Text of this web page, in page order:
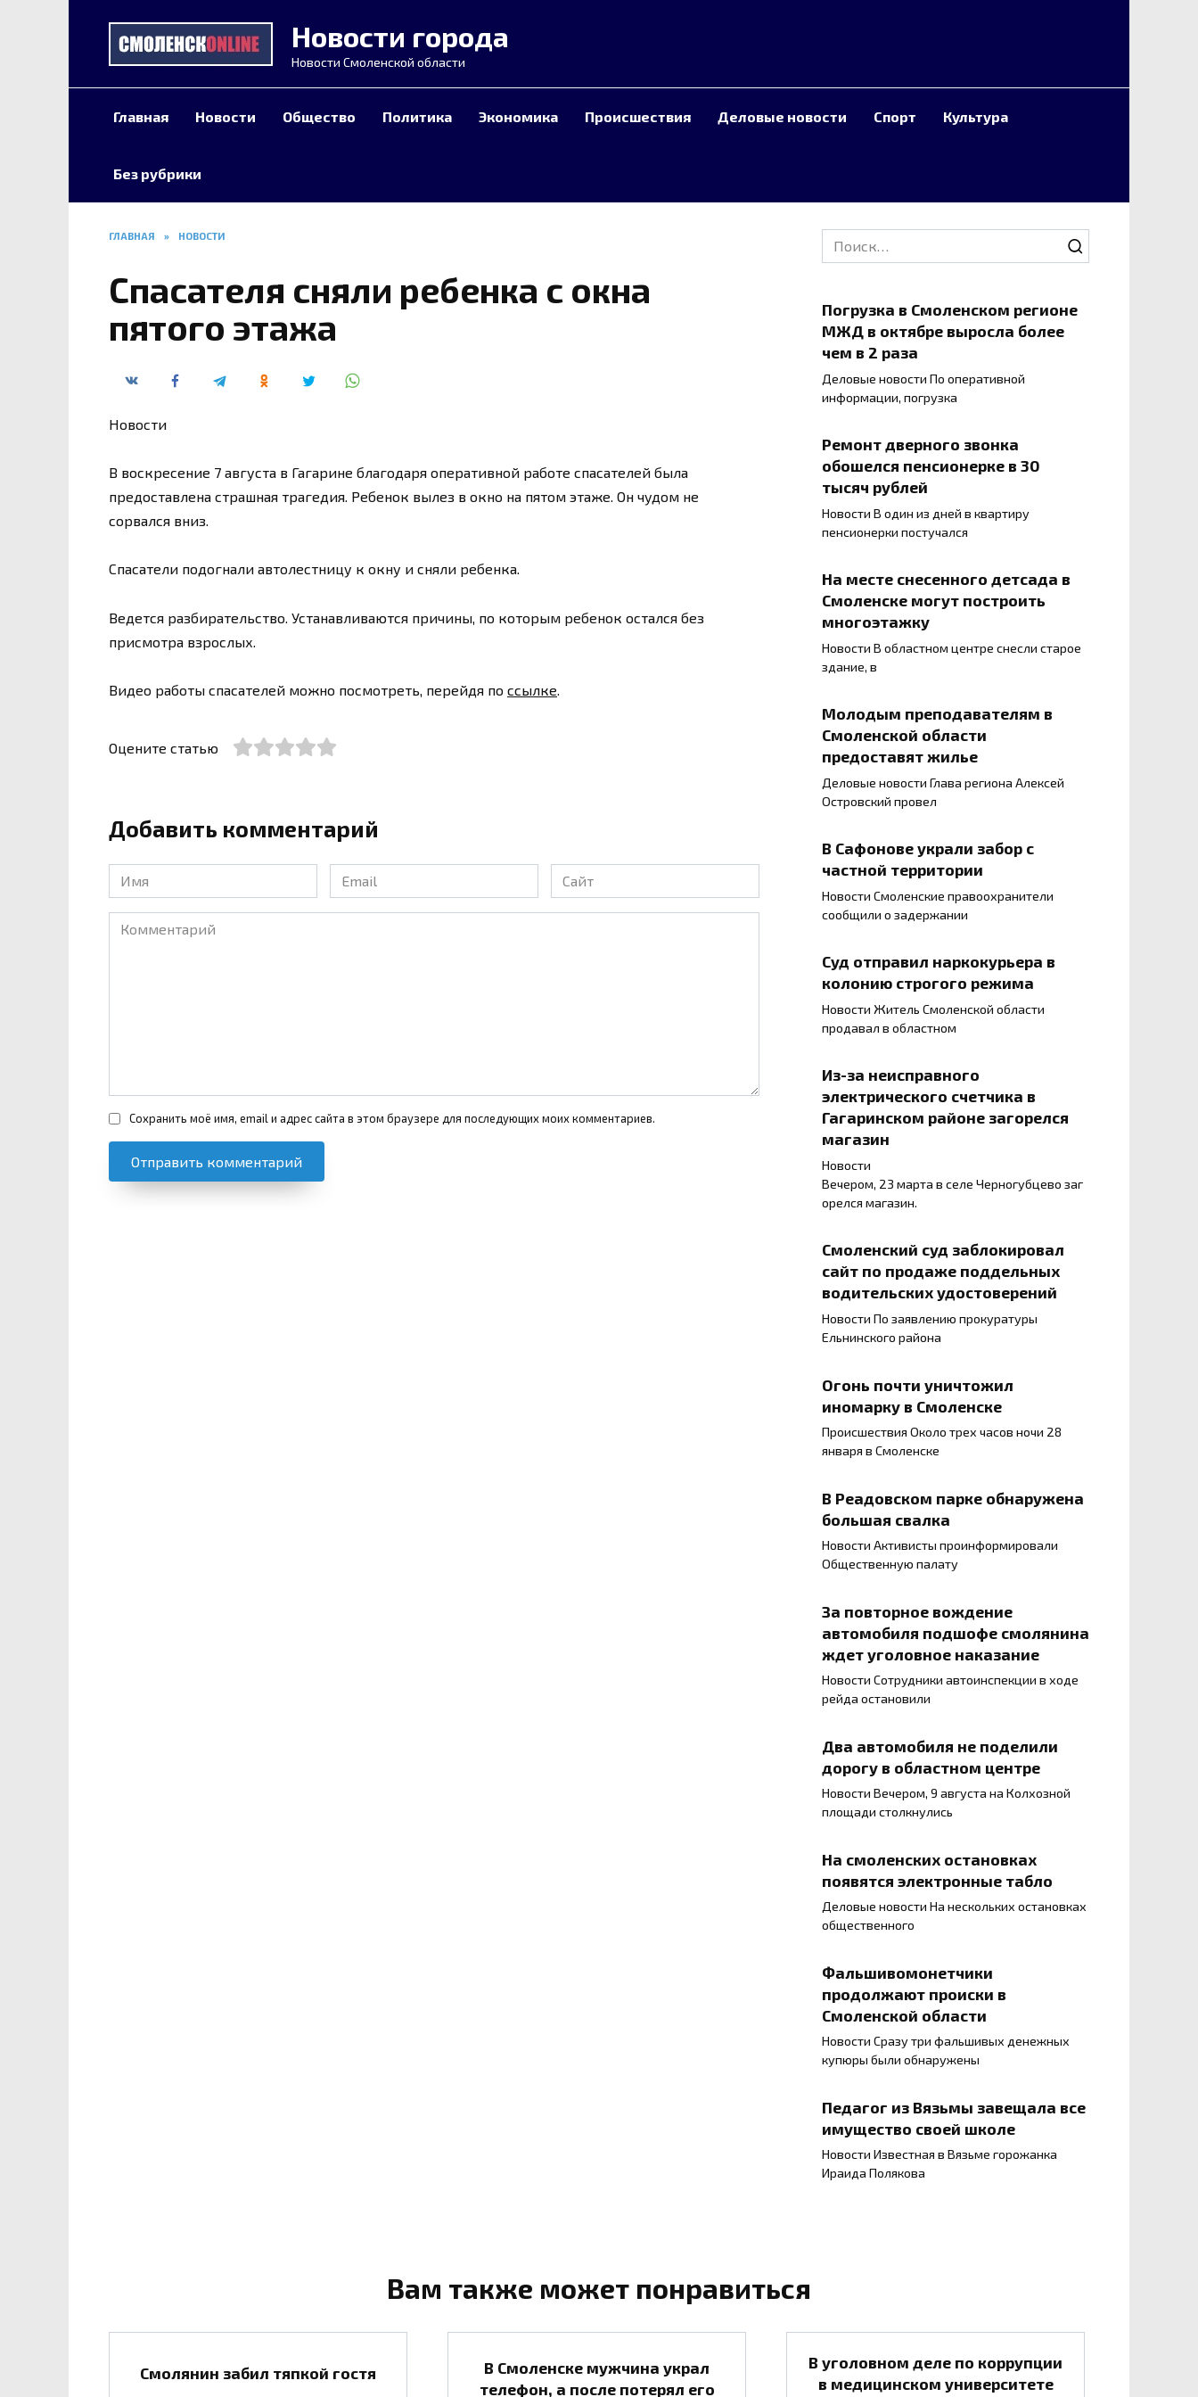
Новости города
Новости Смоленской области
Главная Новости Общество Политика Экономика Происшествия Деловые новости Спорт Культура
Без рубрики
ГЛАВНАЯ » НОВОСТИ
Спасателя сняли ребенка с окна
пятого этажа
Новости
В воскресение 7 августа в Гагарине благодаря оперативной работе спасателей была
предоставлена страшная трагедия. Ребенок вылез в окно на пятом этаже. Он чудом не
сорвался вниз.
Спасатели подогнали автолестницу к окну и сняли ребенка.
Ведется разбирательство. Устанавливаются причины, по которым ребенок остался без
присмотра взрослых.
Видео работы спасателей можно посмотреть, перейдя по ссылке
Оцените статью
Добавить комментарий
Имя
*
Email
*
Сайт
Комментарий
Сохранить моё имя, email и адрес сайта в этом браузере для последующих моих комментариев.
Search
for:
Погрузка в Смоленском регионе
МЖД в октябре выросла более
чем в 2 раза
Деловые новости По оперативной
информации, погрузка
Ремонт дверного звонка
обошелся пенсионерке в 30
тысяч рублей
Новости В один из дней в квартиру
пенсионерки постучался
На месте снесенного детсада в
Смоленске могут построить
многоэтажку
Новости В областном центре снесли старое
здание, в
Молодым преподавателям в
Смоленской области
предоставят жилье
Деловые новости Глава региона Алексей
Островский провел
В Сафонове украли забор с
частной территории
Новости Смоленские правоохранители
сообщили о задержании
Суд отправил наркокурьера в
колонию строгого режима
Новости Житель Смоленской области
продавал в областном
Из-за неисправного
электрического счетчика в
Гагаринском районе загорелся
магазин
Новости
Вечером, 23 марта в селе Черногубцево заг
орелся магазин.
Смоленский суд заблокировал
сайт по продаже поддельных
водительских удостоверений
Новости По заявлению прокуратуры
Ельнинского района
Огонь почти уничтожил
иномарку в Смоленске
Происшествия Около трех часов ночи 28
января в Смоленске
В Реадовском парке обнаружена
большая свалка
Новости Активисты проинформировали
Общественную палату
За повторное вождение
автомобиля подшофе смолянина
ждет уголовное наказание
Новости Сотрудники автоинспекции в ходе
рейда остановили
Два автомобиля не поделили
дорогу в областном центре
Новости Вечером, 9 августа на Колхозной
площади столкнулись
На смоленских остановках
появятся электронные табло
Деловые новости На нескольких остановках
общественного
Фальшивомонетчики
продолжают происки в
Смоленской области
Новости Сразу три фальшивых денежных
купюры были обнаружены
Педагог из Вязьмы завещала все
имущество своей школе
Новости Известная в Вязьме горожанка
Ираида Полякова
Вам также может понравиться
Смолянин забил тяпкой гостя
В Смоленске мужчина украл
телефон, а после потерял его
В уголовном деле по коррупции
в медицинском университете